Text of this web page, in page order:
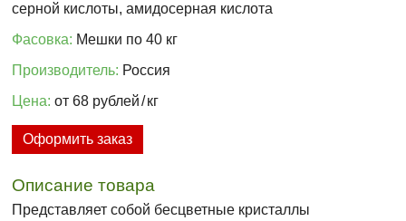
серной кислоты, амидосерная кислота
Фасовка: Мешки по 40 кг
Производитель: Россия
Цена: от 68 рублей /кг
Оформить заказ
Описание товара
Представляет собой бесцветные кристаллы